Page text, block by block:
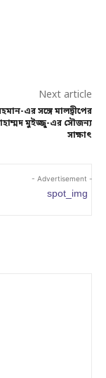
Next article
এর সঙ্গে মালদ্বীপের
মুইজ্জু-এর সৌজন্য
সাক্ষাৎ
- Advertisement -